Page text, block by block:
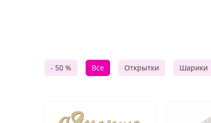
- 50 % Все Открытки Шарики